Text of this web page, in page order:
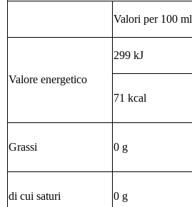
Valori per 100 ml
Valore energetico
299 kJ
71 kcal
Grassi 0 g
di cui saturi 0 g